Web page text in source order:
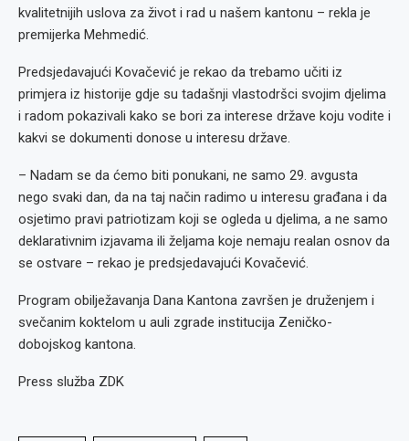
kvalitetnijih uslova za život i rad u našem kantonu – rekla je
premijerka Mehmedić.
Predsjedavajući Kovačević je rekao da trebamo učiti iz
primjera iz historije gdje su tadašnji vlastodršci svojim djelima
i radom pokazivali kako se bori za interese države koju vodite i
kakvi se dokumenti donose u interesu države.
– Nadam se da ćemo biti ponukani, ne samo 29. avgusta
nego svaki dan, da na taj način radimo u interesu građana i da
osjetimo pravi patriotizam koji se ogleda u djelima, a ne samo
deklarativnim izjavama ili željama koje nemaju realan osnov da
se ostvare – rekao je predsjedavajući Kovačević.
Program obilježavanja Dana Kantona završen je druženjem i
svečanim koktelom u auli zgrade institucija Zeničko-
dobojskog kantona.
Press služba ZDK